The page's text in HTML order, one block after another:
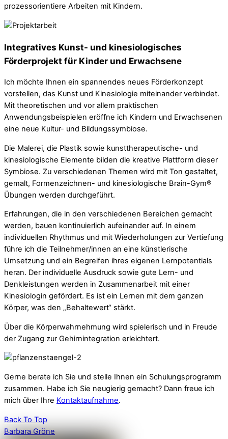
prozessorientiere Arbeiten mit Kindern.
Integratives Kunst- und kinesiologisches
Förderprojekt für Kinder und Erwachsene
Ich möchte Ihnen ein spannendes neues Förderkonzept
vorstellen, das Kunst und Kinesiologie miteinander verbindet.
Mit theoretischen und vor allem praktischen
Anwendungsbeispielen eröffne ich Kindern und Erwachsenen
eine neue Kultur- und Bildungssymbiose.
Die Malerei, die Plastik sowie kunsttherapeutische- und
kinesiologische Elemente bilden die kreative Plattform dieser
Symbiose. Zu verschiedenen Themen wird mit Ton gestaltet,
gemalt, Formenzeichnen- und kinesiologische Brain-Gym®
Übungen werden durchgeführt.
Erfahrungen, die in den verschiedenen Bereichen gemacht
werden, bauen kontinuierlich aufeinander auf. In einem
individuellen Rhythmus und mit Wiederholungen zur Vertiefung
führe ich die Teilnehmer/innen an eine künstlerische
Umsetzung und ein Begreifen ihres eigenen Lernpotentials
heran. Der individuelle Ausdruck sowie gute Lern- und
Denkleistungen werden in Zusammenarbeit mit einer
Kinesiologin gefördert. Es ist ein Lernen mit dem ganzen
Körper, was den „Behaltewert“ stärkt.
Über die Körperwahrnehmung wird spielerisch und in Freude
der Zugang zur Gehirnintegration erleichtert.
Gerne berate ich Sie und stelle Ihnen ein Schulungsprogramm
zusammen. Habe ich Sie neugierig gemacht? Dann freue ich
mich über Ihre Kontaktaufnahme.
Back To Top
Barbara Gröne